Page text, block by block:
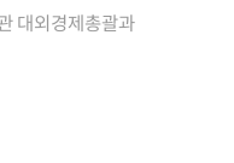
대외경제총괄과